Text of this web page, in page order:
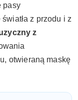
pasy
z przodu i z
z
otwieraną maskę